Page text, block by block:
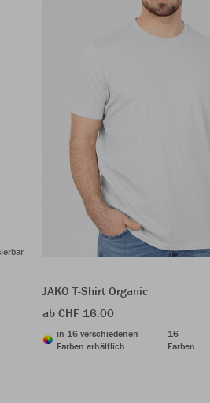
JAKO T-Shirt Organic
ab CHF 16.00
in 16 verschiedenen
Farben erhältlich
16
Farben